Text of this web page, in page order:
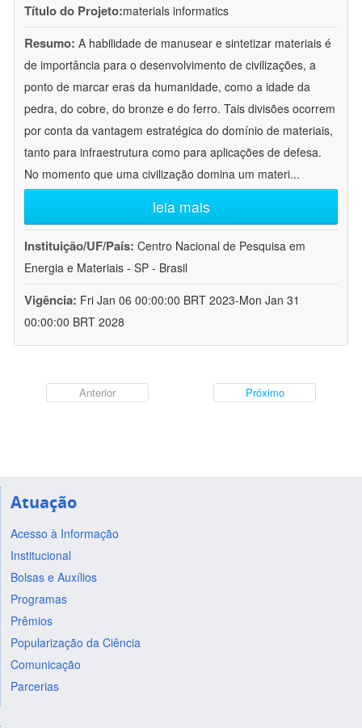
Título do Projeto:materials informatics
Resumo: A habilidade de manusear e sintetizar materiais é
de importância para o desenvolvimento de civilizações, a
ponto de marcar eras da humanidade, como a idade da
pedra, do cobre, do bronze e do ferro. Tais divisões ocorrem
por conta da vantagem estratégica do domínio de materiais,
tanto para infraestrutura como para aplicações de defesa.
No momento que uma civilização domina um materi...
leia mais
Instituição/UF/País: Centro Nacional de Pesquisa em
Energia e Materiais - SP - Brasil
Vigência: Fri Jan 06 00:00:00 BRT 2023-Mon Jan 31
00:00:00 BRT 2028
Anterior Próximo
Atuação
Acesso à Informação
Institucional
Bolsas e Auxílios
Programas
Prêmios
Popularização da Ciência
Comunicação
Parcerias